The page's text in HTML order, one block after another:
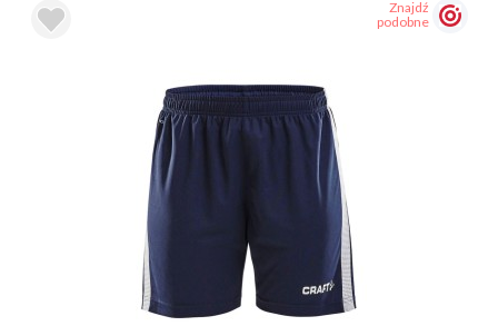
Znajdź
podobne